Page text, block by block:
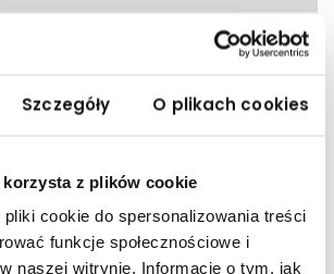
Szczegóły O plikach cookies
z plików cookie
cookie do spersonalizowania treści
funkcje społecznościowe i
naszej witrynie. Informacje o tym, jak
ANS w Elblągu
akademickich